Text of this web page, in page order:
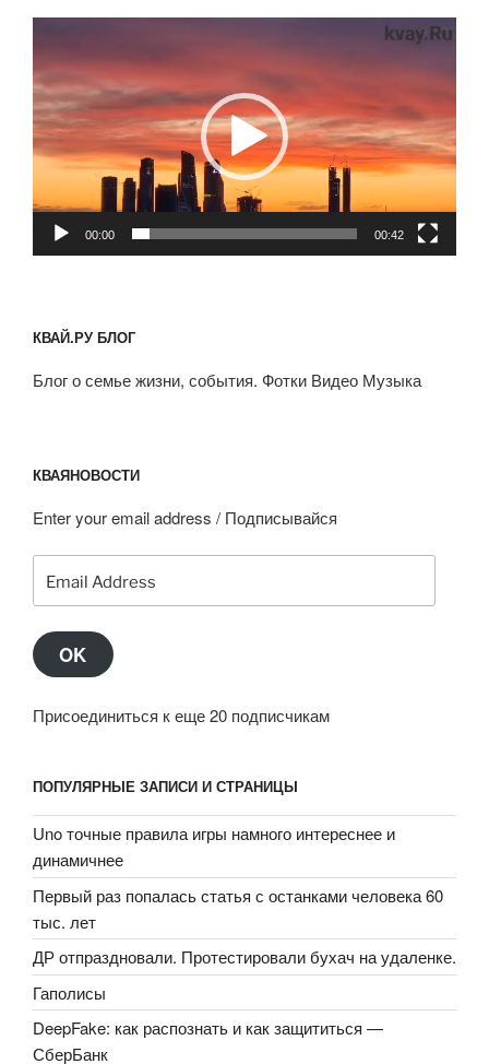
00:00 00:42
КВАЙ.РУ БЛОГ
Блог о семье жизни, события. Фотки Видео Музыка
КВАЯНОВОСТИ
Enter your email address / Подписывайся
Address
OK
Присоединиться к еще 20 подписчикам
ПОПУЛЯРНЫЕ ЗАПИСИ И СТРАНИЦЫ
Uno точные правила игры намного интереснее и
динамичнее
Первый раз попалась статья с останками человека 60
тыс. лет
ДР отпраздновали. Протестировали бухач на удаленке.
Гаполисы
DeepFake: как распознать и как защититься —
СберБанк